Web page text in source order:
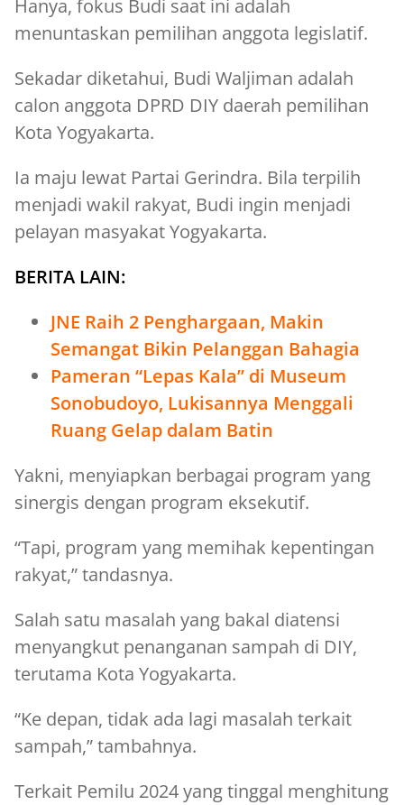
Hanya, fokus Budi saat ini adalah
menuntaskan pemilihan anggota legislatif.
Sekadar diketahui, Budi Waljiman adalah
calon anggota DPRD DIY daerah pemilihan
Kota Yogyakarta.
Ia maju lewat Partai Gerindra. Bila terpilih
menjadi wakil rakyat, Budi ingin menjadi
pelayan masyakat Yogyakarta.
BERITA LAIN:
JNE Raih 2 Penghargaan, Makin
Semangat Bikin Pelanggan Bahagia
Pameran “Lepas Kala” di Museum
Sonobudoyo, Lukisannya Menggali
Ruang Gelap dalam Batin
Yakni, menyiapkan berbagai program yang
sinergis dengan program eksekutif.
“Tapi, program yang memihak kepentingan
rakyat,” tandasnya.
Salah satu masalah yang bakal diatensi
menyangkut penanganan sampah di DIY,
terutama Kota Yogyakarta.
“Ke depan, tidak ada lagi masalah terkait
sampah,” tambahnya.
Terkait Pemilu 2024 yang tinggal menghitung